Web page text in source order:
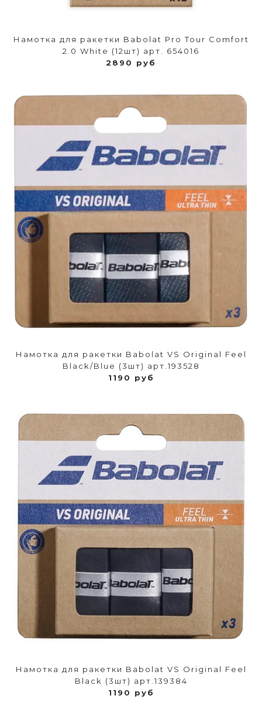
Намотка для ракетки Babolat Pro Tour Comfort
2.0 White (12шт) арт. 654016
2890 руб
Намотка для ракетки Babolat VS Original Feel
Black/Blue (3шт) арт.193528
1190 руб
Намотка для ракетки Babolat VS Original Feel
Black (3шт) арт.139384
1190 руб